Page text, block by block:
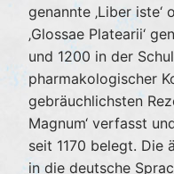
genannte ‚Liber iste‘
‚Glossae Platearii‘
und 1200 in der
pharmakologischer
gebräuchlichsten
Magnum‘ verfasst
seit 1170 belegt. Die
in die deutsche